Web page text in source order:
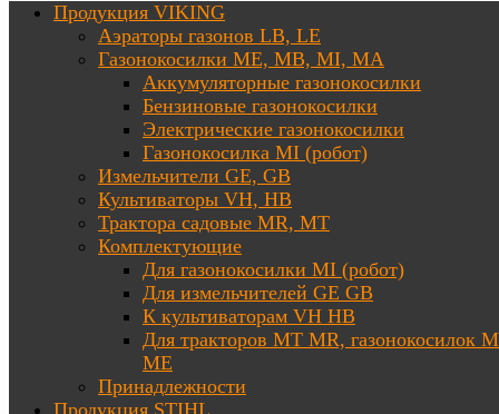
Продукция VIKING
Аэраторы газонов LB, LE
Газонокосилки ME, MB, MI, MA
Аккумуляторные газонокосилки
Бензиновые газонокосилки
Электрические газонокосилки
Газонокосилка MI (робот)
Измельчители GE, GB
Культиваторы VH, HB
Трактора садовые MR, MT
Комплектующие
Для газонокосилки MI (робот)
Для измельчителей GE GB
К культиваторам VH HB
Для тракторов МТ MR, газонокосилок
ME
Принадлежности
Продукция STIHL